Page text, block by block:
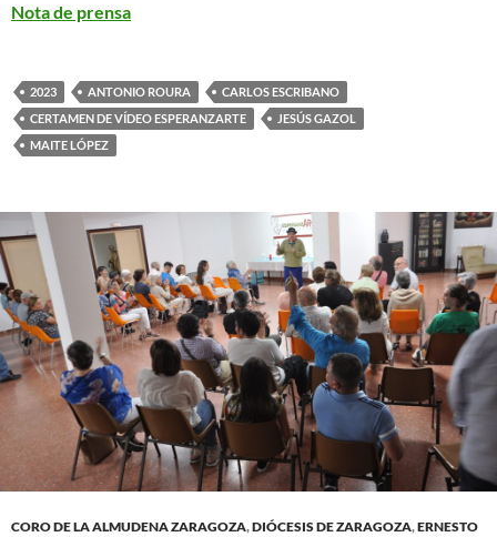
Nota de prensa
2023 ANTONIO ROURA
CARLOS ESCRIBANO
CERTAMEN DE VÍDEO ESPERANZARTE
JESÚS GAZOL
MAITE LÓPEZ
CORO DE LA ALMUDENA ZARAGOZA,DIÓCESIS DE ZARAGOZA,ERNESTO